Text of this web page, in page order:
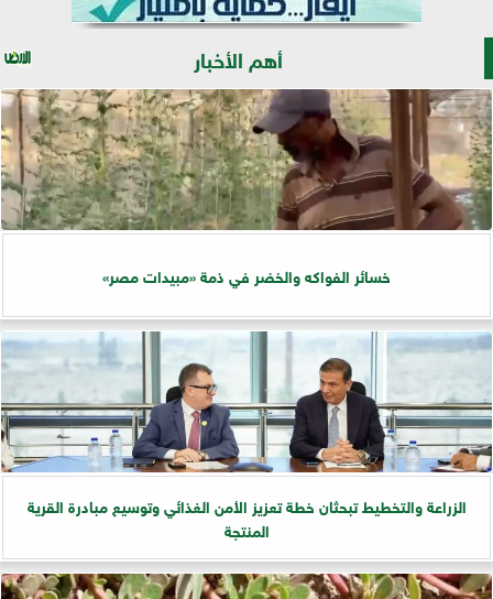
أهم الأخبار
خسائر الفواكه والخضر في ذمة «مبيدات مصر»
الزراعة والتخطيط تبحثان خطة تعزيز الأمن الغذائي وتوسيع مبادرة القرية
المنتجة